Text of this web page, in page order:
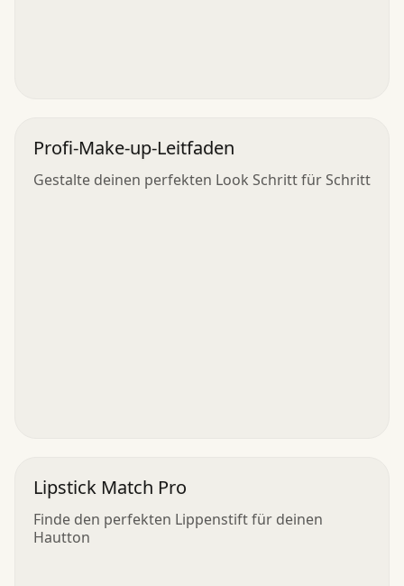
Profi-Make-up-Leitfaden
Gestalte deinen perfekten Look Schritt für Schritt
Lipstick Match Pro
Finde den perfekten Lippenstift für deinen
Hautton